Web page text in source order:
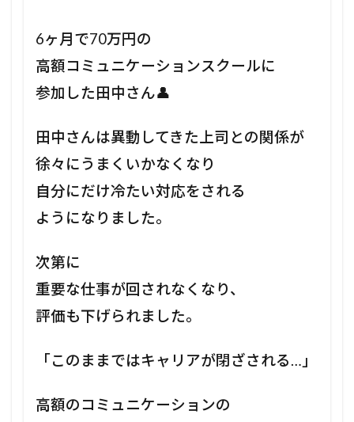
6ヶ月で70万円の
高額コミュニケーションスクールに
参加した田中さん👤
田中さんは異動してきた上司との関係が
徐々にうまくいかなくなり
自分にだけ冷たい対応をされる
ようになりました。
次第に
重要な仕事が回されなくなり、
評価も下げられました。
「このままではキャリアが閉ざされる…」
高額のコミュニケーションの